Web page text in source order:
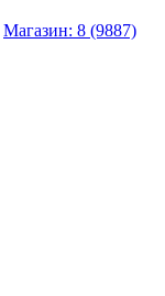
Магазин: 8 (9887)